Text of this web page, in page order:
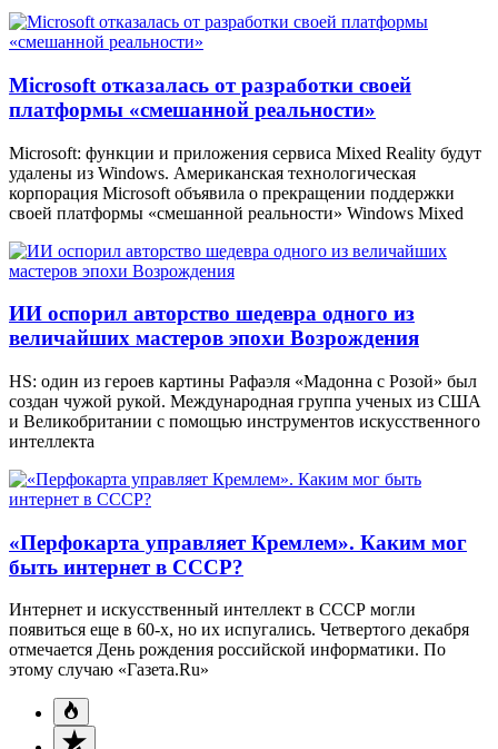
Microsoft отказалась от разработки своей
платформы «смешанной реальности»
Microsoft: функции и приложения сервиса Mixed Reality будут
удалены из Windows. Американская технологическая
корпорация Microsoft объявила о прекращении поддержки
своей платформы «смешанной реальности» Windows Mixed
ИИ оспорил авторство шедевра одного из
величайших мастеров эпохи Возрождения
HS: один из героев картины Рафаэля «Мадонна с Розой» был
создан чужой рукой. Международная группа ученых из США
и Великобритании с помощью инструментов искусственного
интеллекта
«Перфокарта управляет Кремлем». Каким мог
быть интернет в СССР?
Интернет и искусственный интеллект в СССР могли
появиться еще в 60-х, но их испугались. Четвертого декабря
отмечается День рождения российской информатики. По
этому случаю «Газета.Ru»